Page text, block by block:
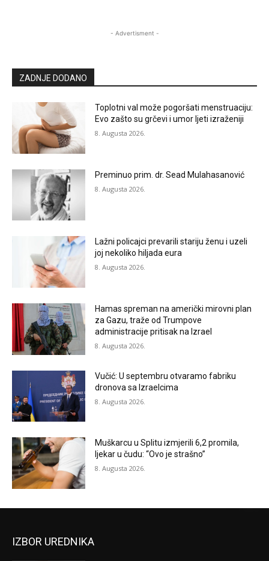
- Advertisment -
ZADNJE DODANO
Toplotni val može pogoršati menstruaciju:
Evo zašto su grčevi i umor ljeti izraženiji
8. Augusta 2026.
Preminuo prim. dr. Sead Mulahasanović
8. Augusta 2026.
Lažni policajci prevarili stariju ženu i uzeli
joj nekoliko hiljada eura
8. Augusta 2026.
Hamas spreman na američki mirovni plan
za Gazu, traže od Trumpove
administracije pritisak na Izrael
8. Augusta 2026.
Vučić: U septembru otvaramo fabriku
dronova sa Izraelcima
8. Augusta 2026.
Muškarcu u Splitu izmjerili 6,2 promila,
ljekar u čudu: “Ovo je strašno”
8. Augusta 2026.
IZBOR UREDNIKA